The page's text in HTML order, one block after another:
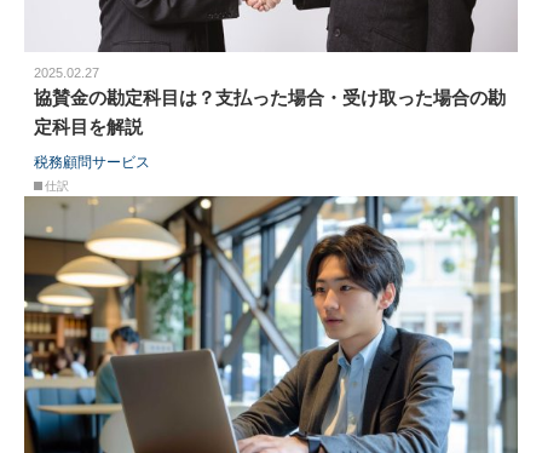
2025.02.27
協賛金の勘定科目は？支払った場合・受け取った場合の勘
定科目を解説
税務顧問サービス
仕訳